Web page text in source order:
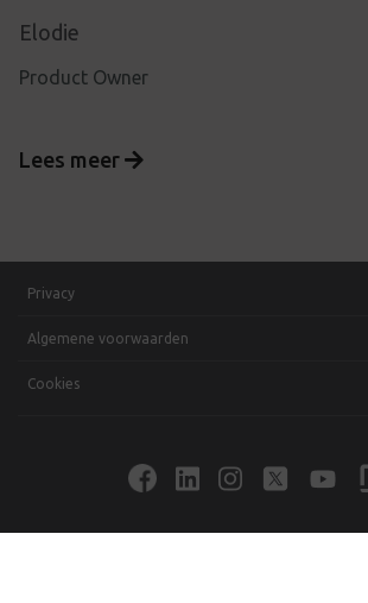
Elodie
Product Owner
Lees meer
Privacy
Algemene voorwaarden
Cookies